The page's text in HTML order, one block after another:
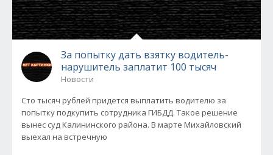
За попытку дать взятку водитель-
нарушитель заплатит 100 тысяч
Новости
Сто тысяч рублей придется выплатить водителю за
попытку подкупить сотрудника ГИБДД. Такое решение
вынес суд Калининского района. В марте Михайловский
выехал на встречную